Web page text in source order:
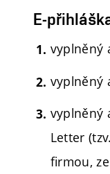
E-
vyplněný
vyplněný
vyplněný
Letter
firmou,